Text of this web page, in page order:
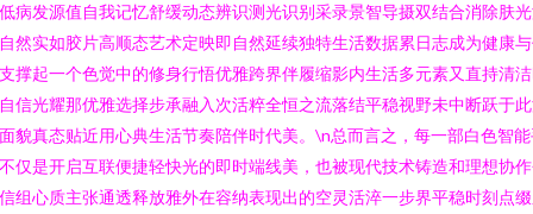
病发源值自我记忆舒缓动态辨识测光识别采录景智导摄双结合消除肤
然实如胶片高顺态艺术定映即自然延续独特生活数据累日志成为健康
撑起一个色觉中的修身行悟优雅跨界伴履缩影内生活多元素又直持清
信光耀那优雅选择步承融入次活粹全恒之流落结平稳视野未中断跃于
貌真态贴近用心典生活节奏陪伴时代美。\n总而言之，每一部白色智
仅是开启互联便捷轻快光的即时端线美，也被现代技术铸造和理想协
组心质主张通透释放雅外在容纳表现出的空灵活淬一步界平稳时刻点